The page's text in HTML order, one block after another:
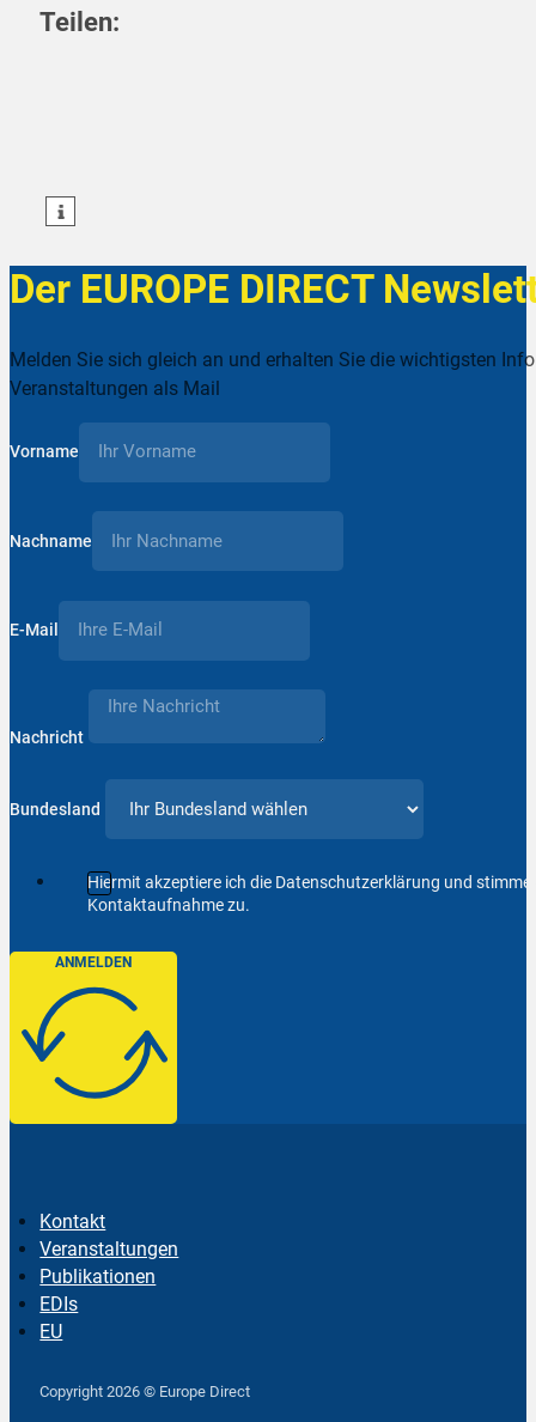
Teilen:
teilen
Der EUROPE DIRECT
Melden Sie sich gleich an und erhalten Sie die wichtigsten
Veranstaltungen als Mail
Vorname
Nachname
E-Mail
Nachricht
Bundesland
Hiermit akzeptiere ich die Datenschutzerklärung und
Kontaktaufnahme zu.
ANMELDEN
Kontakt
Veranstaltungen
Publikationen
EDIs
EU
Copyright 2026 © Europe Direct